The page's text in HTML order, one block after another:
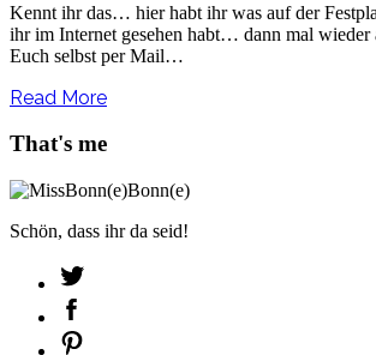
Kennt ihr das… hier habt ihr was auf der
ihr im Internet gesehen habt… dann mal
Euch selbst per Mail…
Read More
That's me
Schön, dass ihr da seid!